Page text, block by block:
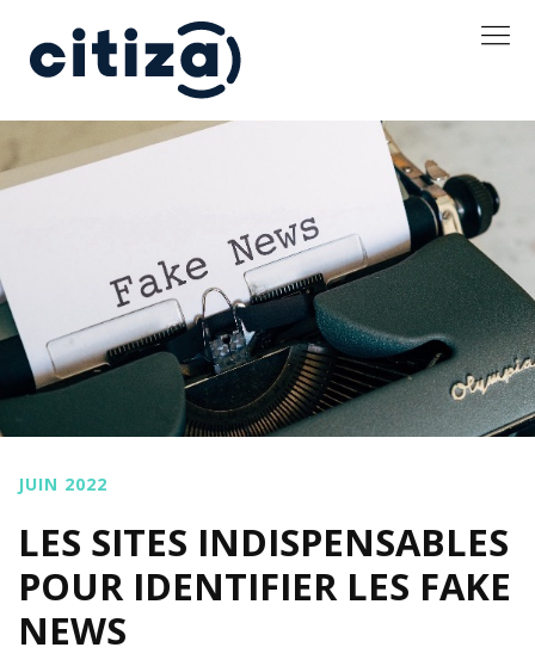
JUIN 2022
LES SITES INDISPENSABLES
POUR IDENTIFIER LES FAKE
NEWS